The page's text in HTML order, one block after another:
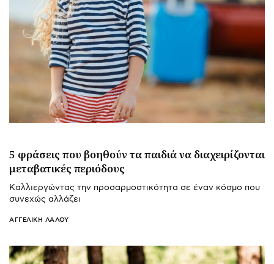
5 φράσεις που βοηθούν τα παιδιά να διαχειρίζονται
μεταβατικές περιόδους
Καλλιεργώντας την προσαρμοστικότητα σε έναν κόσμο που
συνεχώς αλλάζει
ΑΓΓΕΛΙΚΉ ΛΆΛΟΥ